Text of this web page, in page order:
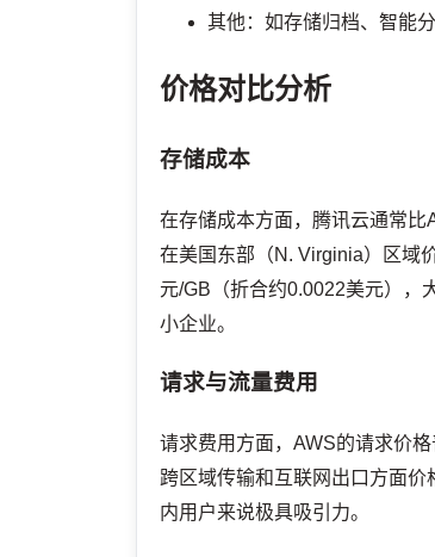
其他：如存储归档、智能
价格对比分析
存储成本
在存储成本方面，腾讯云通常
在美国东部（N. Virginia）区域
元/GB（折合约0.0022美元），
小企业。
请求与流量费用
请求费用方面，AWS的请求价
跨区域传输和互联网出口方面
内用户来说极具吸引力。